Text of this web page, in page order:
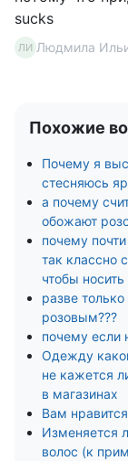
sucks
ЛИ Людмила
Похожие
Почему я
стесняюсь
а почему
обожают
почему
так классно
чтобы
разве
розовым???
почему
Одежду
не кажется
в магазинах
Вам
Изменяется
волос (к